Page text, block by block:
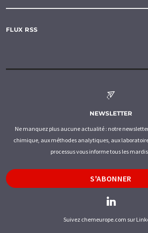
FLUX RSS
NEWSLETTER
Ne manquez plus aucune actualité : notre
chimique, aux méthodes analytiques, aux
processus vous informe tous les
S'ABONNER
Suivez chemeurope.com sur